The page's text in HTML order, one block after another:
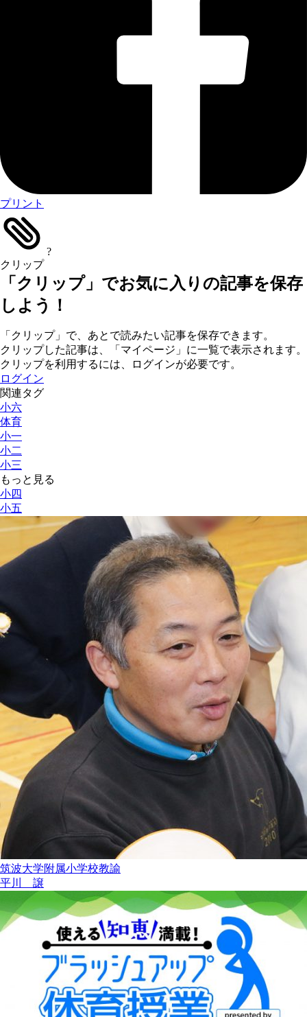
プリント
クリップ
?
「クリップ」でお気に入りの記事を保存
しよう！
「クリップ」で、あとで読みたい記事を保存できます。
クリップした記事は、「マイページ」に一覧で表示されます。
クリップを利用するには、ログインが必要です。
ログイン
関連タグ
小六
体育
小一
小二
小三
もっと見る
小四
小五
筑波大学附属小学校教諭
平川 譲